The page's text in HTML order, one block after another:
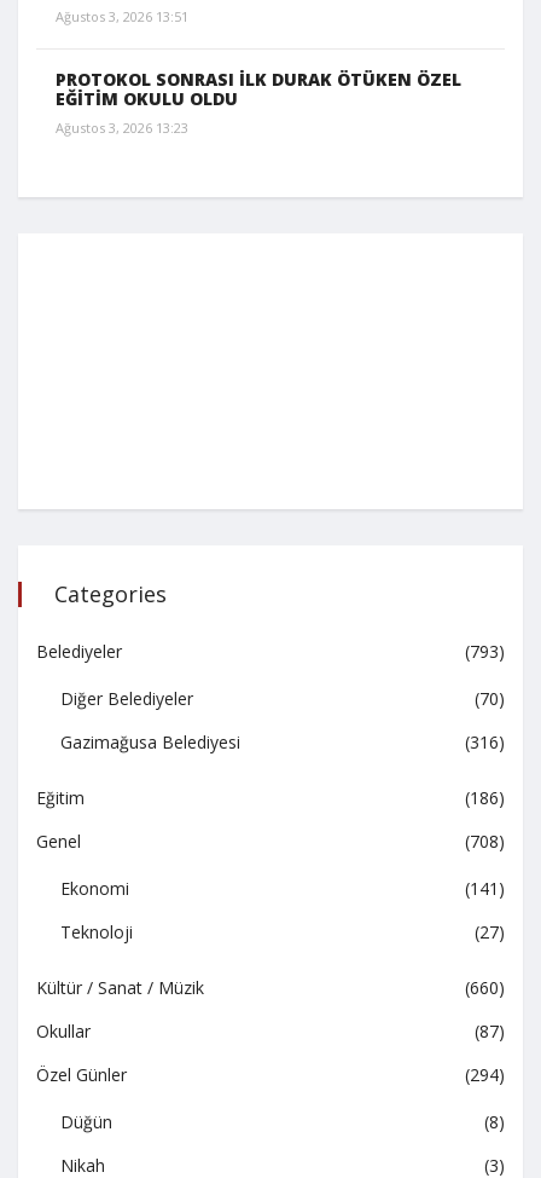
Ağustos 3, 2026 13:51
PROTOKOL SONRASI İLK DURAK ÖTÜKEN ÖZEL
EĞİTİM OKULU OLDU
Ağustos 3, 2026 13:23
Categories
Belediyeler (793)
Diğer Belediyeler
(70)
Gazimağusa Belediyesi
(316)
Eğitim
(186)
Genel
(708)
Ekonomi
(141)
Teknoloji
(27)
Kültür / Sanat / Müzik
(660)
Okullar
(87)
Özel Günler
(294)
Düğün
(8)
Nikah
(3)